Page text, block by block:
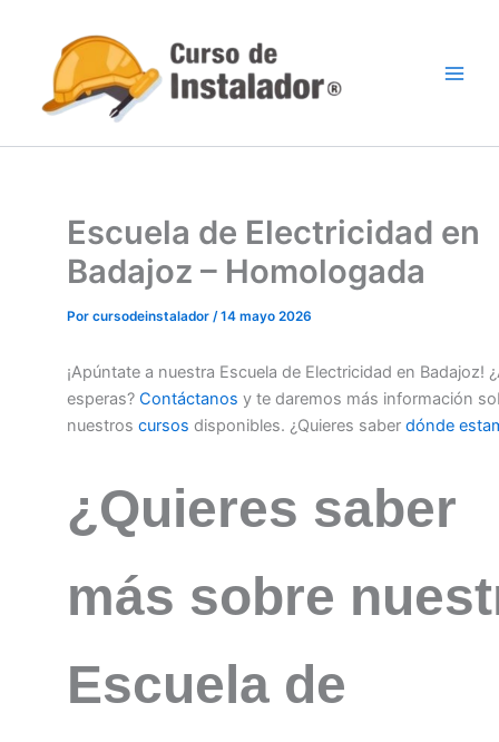
contenido
Escuela de Electricidad en
Badajoz – Homologada
Por cursodeinstalador /14 mayo 2026
¡Apúntate a nuestra Escuela de Electricidad en Badajoz!
esperas? Contáctanos y te daremos más información
nuestros cursos disponibles. ¿Quieres saber dónde
¿Quieres saber
más sobre
Escuela de